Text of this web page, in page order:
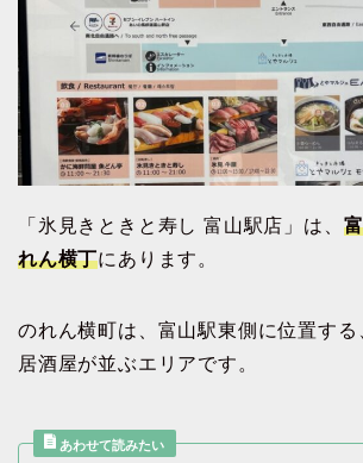
「氷見きときと寿し 富山駅店」は、
れん横丁にあります。
のれん横町は、富山駅東側に位置する
居酒屋が並ぶエリアです。